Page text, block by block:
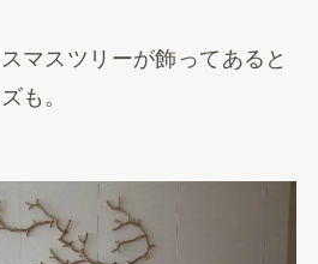
マスツリーが飾ってあると
も。